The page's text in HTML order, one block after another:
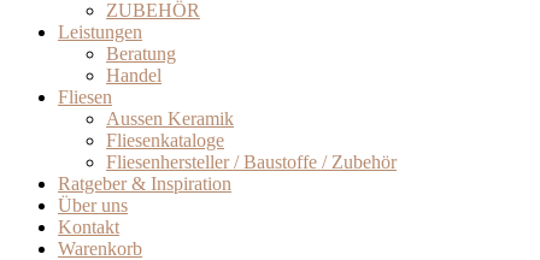
ZUBEHÖR
Leistungen
Beratung
Handel
Fliesen
Aussen Keramik
Fliesenkataloge
Fliesenhersteller / Baustoffe / Zubehör
Ratgeber & Inspiration
Über uns
Kontakt
Warenkorb